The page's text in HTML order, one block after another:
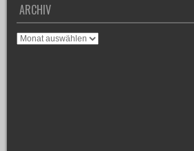
ARCHIV
Archiv